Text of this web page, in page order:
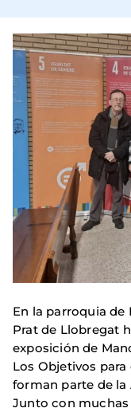
En la parroquia de
Prat de Llobregat
exposición de
Los Objetivos
forman parte de la
Junto con muchas